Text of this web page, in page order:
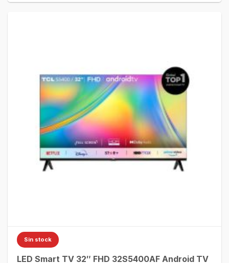
Sin stock
LED Smart TV 32″ FHD 32S5400AF Android TV